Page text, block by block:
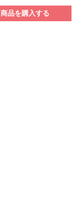
商品を購入する